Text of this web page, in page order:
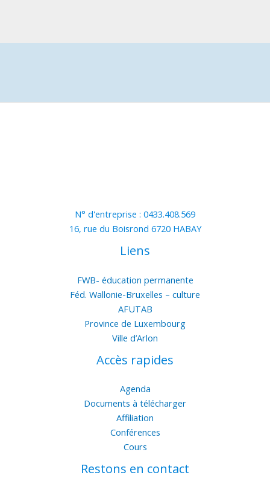
N° d'entreprise : 0433.408.569
16, rue du Boisrond 6720 HABAY
Liens
FWB- éducation permanente
Féd. Wallonie-Bruxelles – culture
AFUTAB
Province de Luxembourg
Ville d’Arlon
Accès rapides
Agenda
Documents à télécharger
Affiliation
Conférences
Cours
Restons en contact